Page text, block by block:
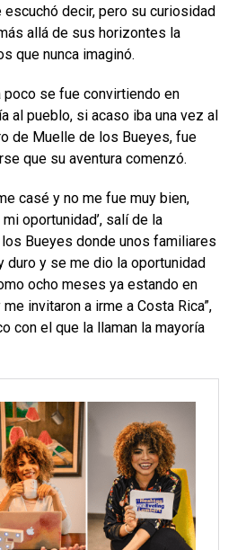
decir, pero su curiosidad
allá de sus horizontes la
que nunca imaginó.
poco se fue convirtiendo en
al pueblo, si acaso iba una vez al
de Muelle de los Bueyes, fue
que su aventura comenzó.
casé y no me fue muy bien,
oportunidad’, salí de la
Bueyes donde unos familiares
duro y se me dio la oportunidad
ocho meses ya estando en
invitaron a irme a Costa Rica”,
con el que la llaman la mayoría